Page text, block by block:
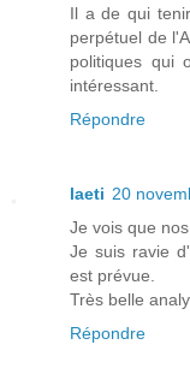
Il a de qui
perpétuel de
politiques qui
intéressant.
Répondre
laeti 20
Je vois que
Je suis ravie
est prévue.
Très belle
Répondre